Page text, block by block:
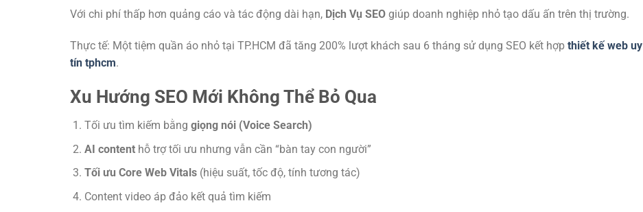
Với chi phí thấp hơn quảng cáo và tác động dài hạn, Dịch Vụ SEO giúp doanh nghiệp nhỏ tạo dấu ấn trên thị trường.
Thực tế: Một tiệm quần áo nhỏ tại TP.HCM đã tăng 200% lượt khách sau 6 tháng sử dụng SEO kết hợp thiết kế web uy
tín tphcm.
Xu Hướng SEO Mới Không Thể Bỏ Qua
Tối ưu tìm kiếm bằng giọng nói (Voice Search)
AI contenthỗ trợ tối ưu nhưng vẫn cần “bàn tay con người”
Tối ưu Core Web Vitals(hiệu suất, tốc độ, tính tương tác)
Content video áp đảo kết quả tìm kiếm